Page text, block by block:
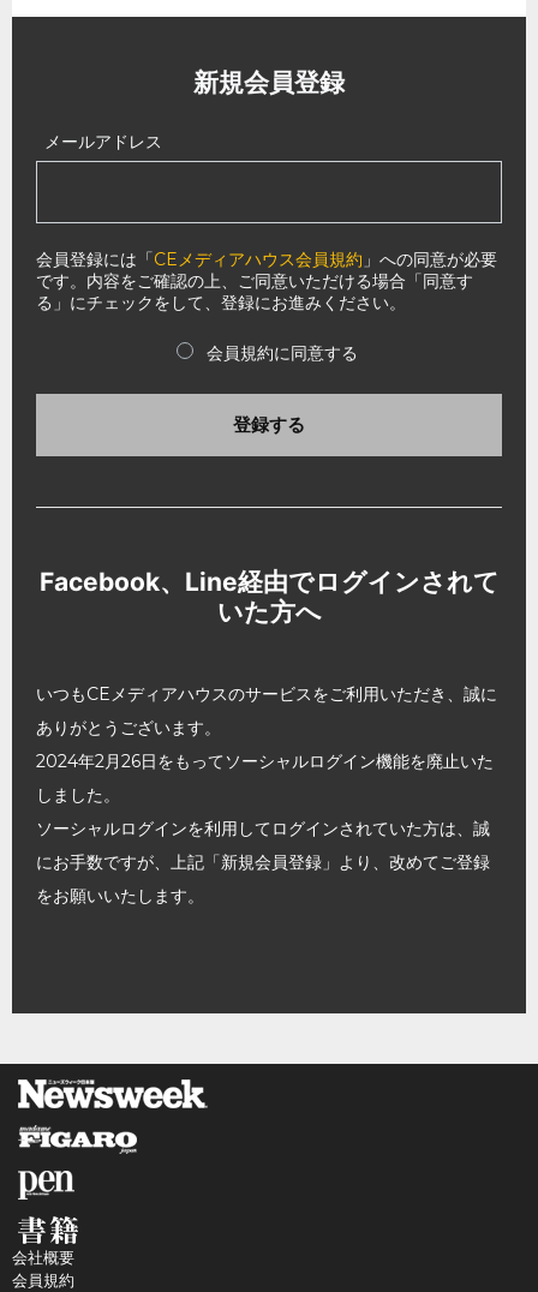
新規会員登録
メールアドレス
会員登録には「CEメディアハウス会員規約 」への同意が必要
です。内容をご確認の上、ご同意いただける場合「同意す
る」にチェックをして、登録にお進みください。
会員規約に同意する
登録する
Facebook、Line経由でログインされて
いた方へ
いつもCEメディアハウスのサービスをご利用いただき、誠に
ありがとうございます。
2024年2月26日をもってソーシャルログイン機能を廃止いた
しました。
ソーシャルログインを利用してログインされていた方は、誠
にお手数ですが、上記「新規会員登録」より、改めてご登録
をお願いいたします。
会社概要
会員規約